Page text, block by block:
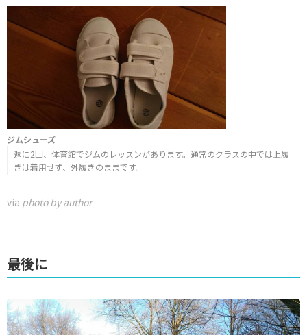
ジムシューズ
週に2回、体育館でジムのレッスンがあります。通常のクラスの中では上履
きは着用せず、外履きのままです。
via photo by author
最後に